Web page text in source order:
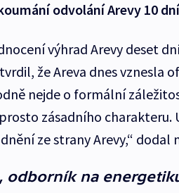
odvolání Arevy 10 dní
výhrad Arevy deset
že Areva dnes vznesla
nejde o formální
zásadního
ze strany Arevy,“ dodal
odborník na